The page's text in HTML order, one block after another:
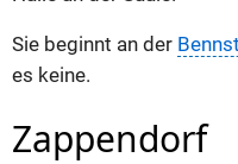
Sie beginnt an der
es keine.
Zappendorf